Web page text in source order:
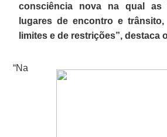
consciência nova na qual as
lugares de encontro e
limites e de restrições”, destaca
“Na